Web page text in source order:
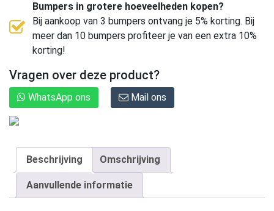
Bumpers in grotere hoeveelheden kopen?
Bij aankoop van 3 bumpers ontvang je 5% korting. Bij
meer dan 10 bumpers profiteer je van een extra 10%
korting!
Vragen over deze product?
WhatsApp ons Mail ons
Beschrijving Omschrijving
Aanvullende informatie